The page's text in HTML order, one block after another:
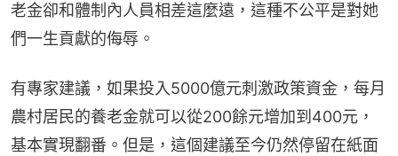
老金卻和體制內人員相差這麼遠，這種不公平是對她
們一生貢獻的侮辱。
有專家建議，如果投入5000億元刺激政策資金，每月
農村居民的養老金就可以從200餘元增加到400元，
基本實現翻番。但是，這個建議至今仍然停留在紙面